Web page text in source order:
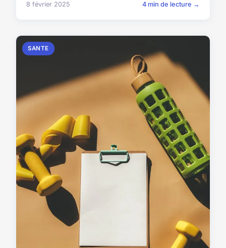
8 février 2025 4 min de lecture →
SANTE